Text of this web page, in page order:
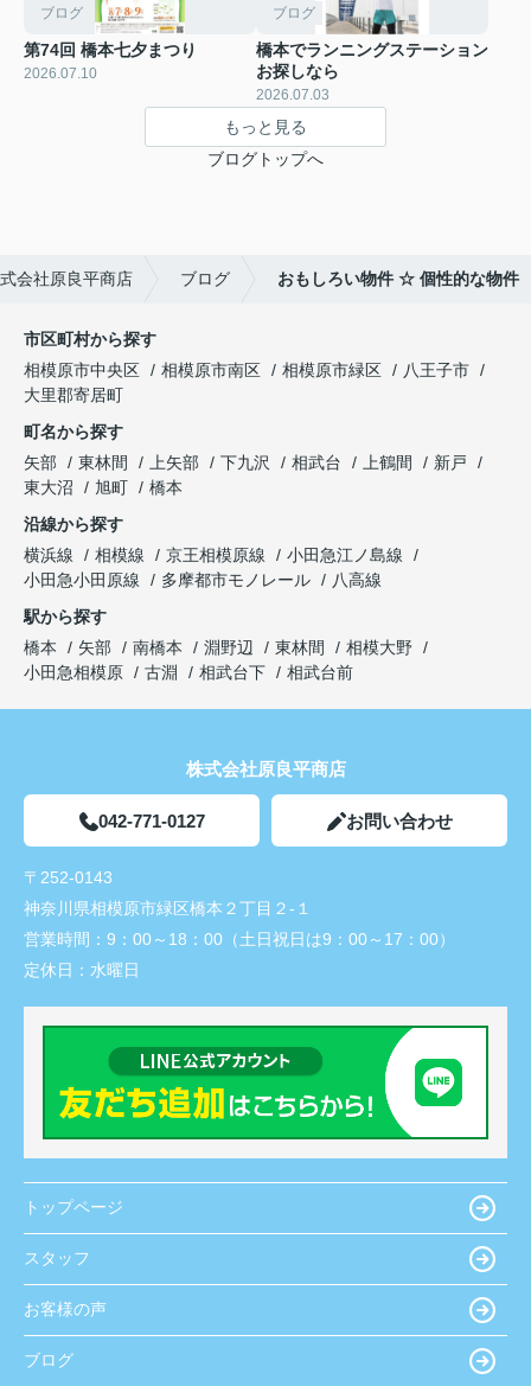
ブログ
第74回 橋本七夕まつり
2026.07.10
ブログ
橋本でランニングステーション
お探しなら
2026.07.03
もっと見る
ブログトップへ
会社原良平商店 ブログ おもしろい物件 ☆ 個性的な物件
市区町村から探す
相模原市中央区
相模原市南区 相模原市緑区
八王子市
大里郡寄居町
町名から探す
矢部
東林間 上矢部 下九沢 相武台 上鶴間
新戸
東大沼
旭町
橋本
沿線から探す
横浜線
相模線 京王相模原線
小田急江ノ島線
小田急小田原線
多摩都市モノレール
八高線
駅から探す
橋本
矢部 南橋本 淵野辺 東林間
相模大野
小田急相模原
古淵 相武台下 相武台前
株式会社原良平商店
042-771-0127 お問い合わせ
〒252-0143
神奈川県相模原市緑区橋本２丁目２-１
営業時間： 9：00～18：00（土日祝日は9：00～17：00）
定休日： 水曜日
トップページ
スタッフ
お客様の声
ブログ